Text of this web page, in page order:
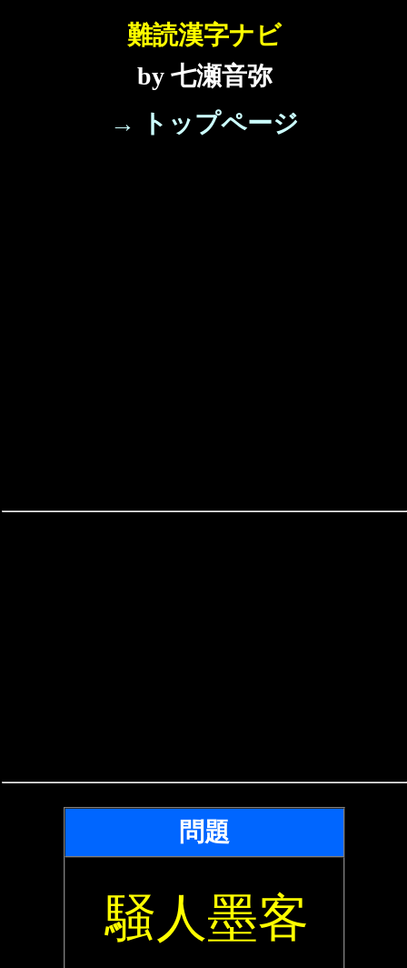
難読漢字ナビ
by 七瀬音弥
→ トップページ
問題
騒人墨客